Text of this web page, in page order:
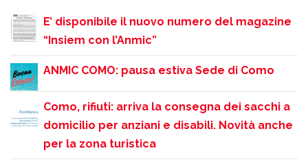
E’ disponibile il nuovo numero del magazine
“Insiem con l’Anmic”
ANMIC COMO: pausa estiva Sede di Como
Como, rifiuti: arriva la consegna dei sacchi a
domicilio per anziani e disabili. Novità anche
per la zona turistica